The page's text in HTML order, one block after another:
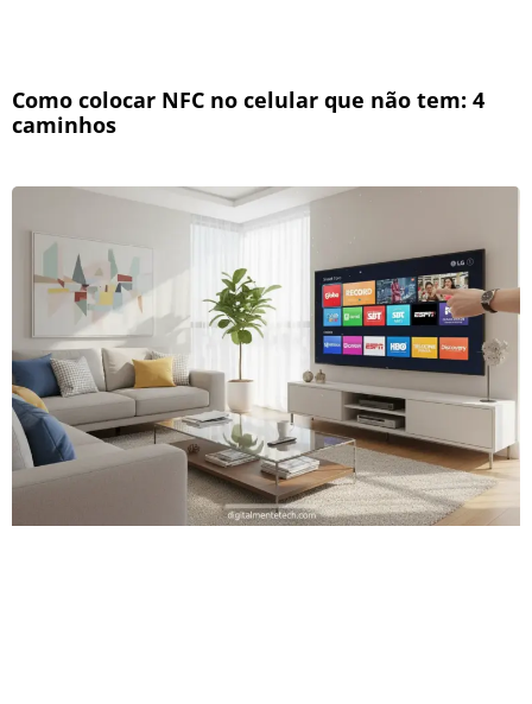
Como colocar NFC no celular que não tem: 4
caminhos